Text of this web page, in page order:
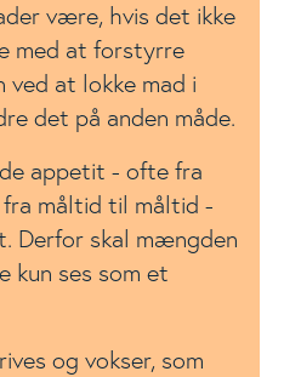
være, hvis det ikke
med at forstyrre
at lokke mad i
det på anden måde.
appetit - ofte fra
måltid til måltid -
Derfor skal mængden
kun ses som et
og vokser, som